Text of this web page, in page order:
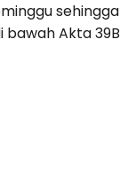
sehingga
bawah Akta 39B